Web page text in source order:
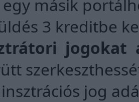
másik
3 kreditbe
jogokat
jog